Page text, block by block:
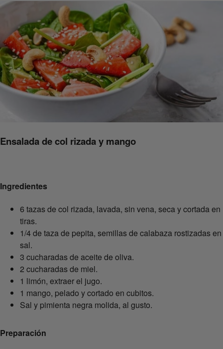
Ensalada de col rizada y mango
Ingredientes
6 tazas de col rizada, lavada, sin vena, seca y cortada en
tiras.
1/4 de taza de pepita, semillas de calabaza rostizadas en
sal.
3 cucharadas de aceite de oliva.
2 cucharadas de miel.
1 limón, extraer el jugo.
1 mango, pelado y cortado en cubitos.
Sal y pimienta negra molida, al gusto.
Preparación